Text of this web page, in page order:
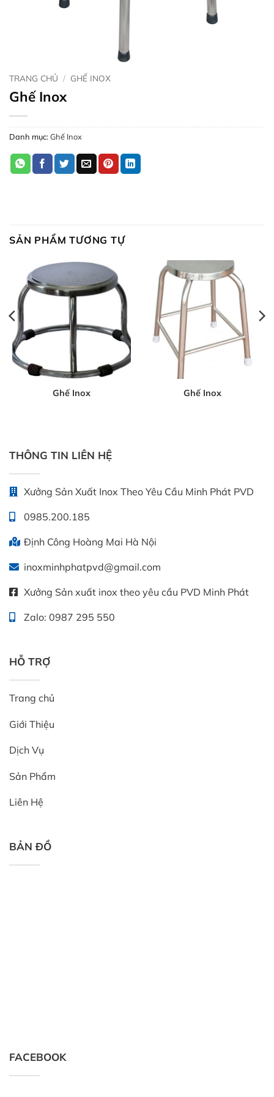
TRANG CHỦ / GHẾ INOX
Ghế Inox
Danh mục:Ghế Inox
SẢN PHẨM TƯƠNG TỰ
Ghế Inox Ghế Inox
THÔNG TIN LIÊN HỆ
Xưởng Sản Xuất Inox Theo Yêu Cầu Minh Phát PVD
0985.200.185
Định Công Hoàng Mai Hà Nội
inoxminhphatpvd@gmail.com
Xưởng Sản xuất inox theo yêu cầu PVD Minh Phát
Zalo: 0987 295 550
HỖ TRỢ
Trang chủ
Giới Thiệu
Dịch Vụ
Sản Phẩm
Liên Hệ
BẢN ĐỒ
FACEBOOK